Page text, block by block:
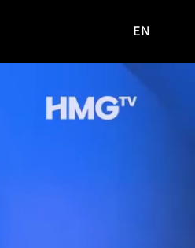
사이트로
이동
EN